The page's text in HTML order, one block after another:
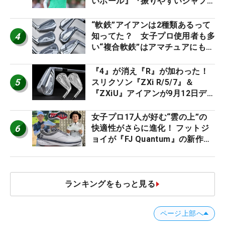
ー』 #女子プロセッティング
4
“軟鉄”アイアンは2種類あるって
知ってた？ 女子プロ使用者も多
い“複合軟鉄”はアマチュアにもオ
5
『4』が消え『R』が加わった！
スリクソン『ZXi R/5/7』＆
『ZXiU』アイアンが9月12日デ
6
女子プロ17人が好む“雲の上”の
快適性がさらに進化！ フットジ
ョイが『FJ Quantum』の新作を
ランキングをもっと見る
ページ上部へ